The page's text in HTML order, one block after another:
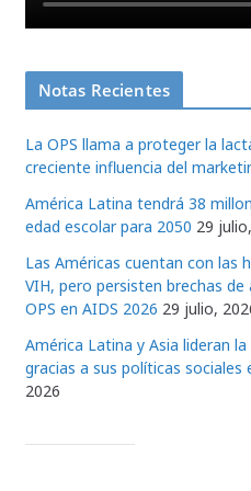
Notas Recientes
La OPS llama a proteger la
creciente influencia del
América Latina tendrá 38
edad escolar para 2050 29
Las Américas cuentan con las
VIH, pero persisten brechas
OPS en AIDS 2026 29 julio,
América Latina y Asia lideran
gracias a sus políticas sociales
2026